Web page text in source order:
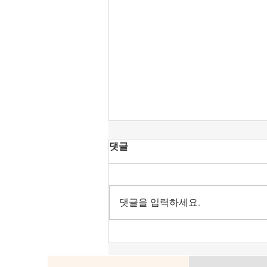
[조맹기 논평] 중국·북한 상전
아야 한다. 헌법정신의 보통선거,
평등선거, 직접선거, 비밀선거 4원
댓글
댓글을 입력하세요.